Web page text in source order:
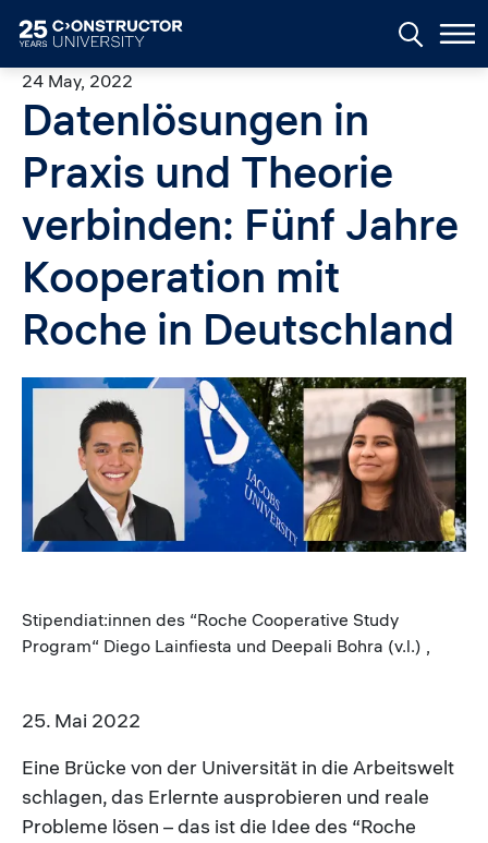
24 May, 2022
Datenlösungen in
Praxis und Theorie
verbinden: Fünf Jahre
Kooperation mit
Roche in Deutschland
Image
Stipendiat:innen des “Roche Cooperative Study
Program“ Diego Lainfiesta und Deepali Bohra (v.l.) ,
25. Mai 2022
Eine Brücke von der Universität in die Arbeitswelt
schlagen, das Erlernte ausprobieren und reale
Probleme lösen – das ist die Idee des “Roche